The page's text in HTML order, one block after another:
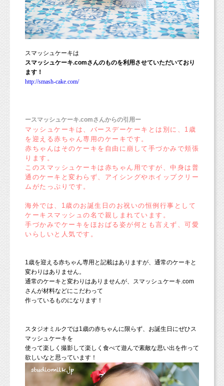
スマッシュケーキは
スマッシュケーキ.comさんのものを利用させていただいており
ます！
http://smash-cake.com/
ースマッシュケーキ.comさんからの引用ー
マッシュケーキは、バースデーケーキとは別に、1歳
を迎える赤ちゃん専用のケーキです。
赤ちゃんはそのケーキを自由に崩して手づかみで頬張
ります。
このスマッシュケーキは赤ちゃん用ですが、中身は普
通のケーキと変わらず、アイシングやホイップクリー
ムがたっぷりです。
海外では、1歳のお誕生日のお祝いの恒例行事として
ケーキスマッシュの名で親しまれています。
手づかみでケーキをほおばる姿が何とも言えず、可愛
いらしいと人気です。
1歳を迎える赤ちゃん専用と記載はありますが、通常のケーキと
変わりはありません。
通常のケーキと変わりはありませんが、スマッシュケーキ.com
さんが材料などにこだわって
作っているものになります！
スタジオミルクでは1歳の赤ちゃんに限らず、お誕生日にぜひス
マッシュケーキを
使って楽しく撮影して楽しく食べて遊んで素敵な思い出を作って
欲しいなと思っています！